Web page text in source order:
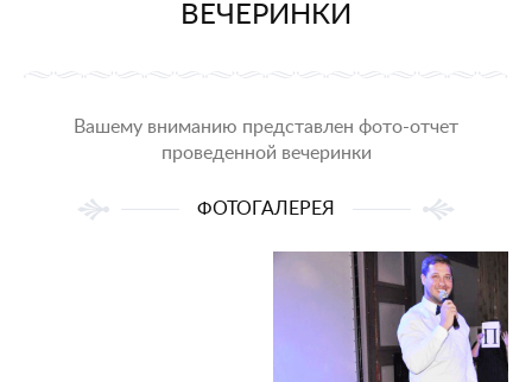
ВЕЧЕРИНКИ
Вашему вниманию представлен фото-отчет
проведенной вечеринки
ФОТОГАЛЕРЕЯ